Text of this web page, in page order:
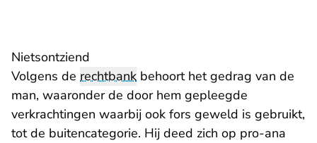
Nietsontziend
Volgens de rechtbank behoort het gedrag van de
man, waaronder de door hem gepleegde
verkrachtingen waarbij ook fors geweld is gebruikt,
tot de buitencategorie. Hij deed zich op pro-ana